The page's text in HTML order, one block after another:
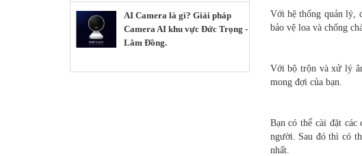
AI Camera là gì? Giải pháp
Camera AI khu vực Đức Trọng -
Lâm Đồng.
Với hệ thống quản lý,
bảo vệ loa và chống
Với bộ trộn và xử lý
mong đợi của bạn.
Bạn có thể cài đặt
người. Sau đó thì có
nhất.